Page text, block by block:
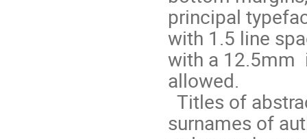
principal
with 1.5 line
with a 12.5mm
allowed.
Titles of
surnames of